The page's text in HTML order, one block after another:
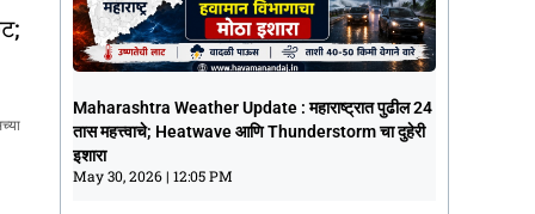
Maharashtra Weather Update : महाराष्ट्रात पुढील 24
तास महत्त्वाचे; Heatwave आणि Thunderstorm चा दुहेरी
इशारा
May 30, 2026 12:05 PM
महाराष्ट्रात पुढील 24 तास महत्त्वाचे;
Heatwave आणि Thunderstorm चा दुहेरी
May 30, 2026